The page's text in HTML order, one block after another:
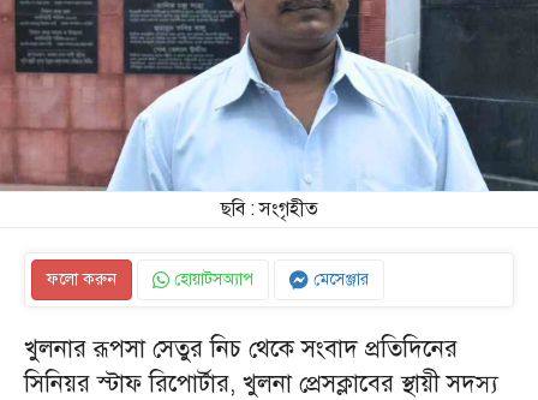
ছবি : সংগৃহীত
ফলো করুন হোয়াটসঅ্যাপ মেসেঞ্জার
খুলনার রূপসা সেতুর নিচ থেকে সংবাদ প্রতিদিনের
সিনিয়র স্টাফ রিপোর্টার, খুলনা প্রেসক্লাবের স্থায়ী সদস্য